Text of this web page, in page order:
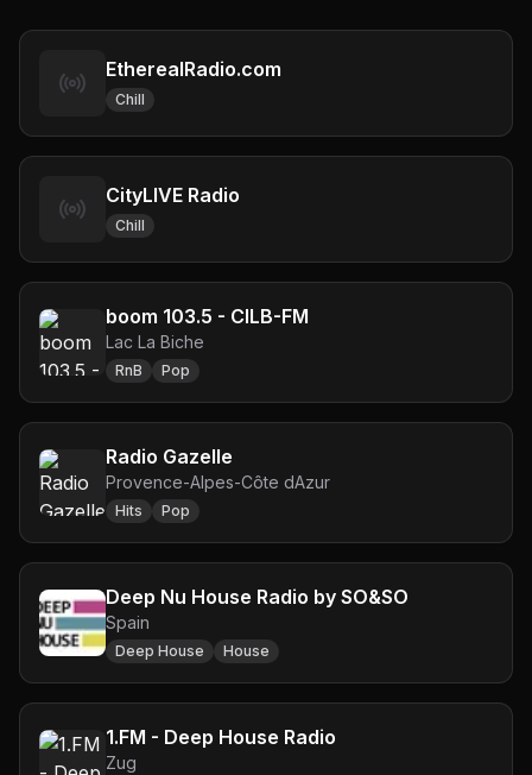
EtherealRadio.com
Chill
CityLIVE Radio
Chill
boom 103.5 - CILB-FM
Lac La Biche
RnB Pop
Radio Gazelle
Provence-Alpes-Côte dAzur
Hits Pop
Deep Nu House Radio by SO&SO
Spain
Deep House House
1.FM - Deep House Radio
Zug